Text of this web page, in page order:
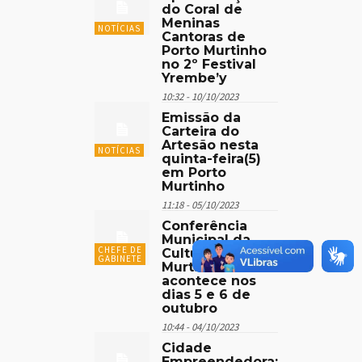
NOTÍCIAS
do Coral de
Meninas
Cantoras de
Porto Murtinho
no 2º Festival
Yrembe’y
10:32 - 10/10/2023
NOTÍCIAS
Emissão da
Carteira do
Artesão nesta
quinta-feira(5)
em Porto
Murtinho
11:18 - 05/10/2023
CHEFE DE
GABINETE
Conferência
Municipal da
Cultura de Porto
Murtinho
acontece nos
dias 5 e 6 de
outubro
10:44 - 04/10/2023
Cidade